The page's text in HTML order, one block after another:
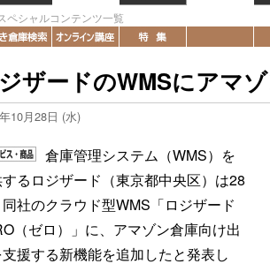
ペシャルコンテンツ一覧
ザードのWMSにアマ
10月28日 (水)
倉庫管理システム（WMS）を
るロジザード（東京都中央区）は28
同社のクラウド型WMS「ロジザード
（ゼロ）」に、アマゾン倉庫向け出
援する新機能を追加したと発表し